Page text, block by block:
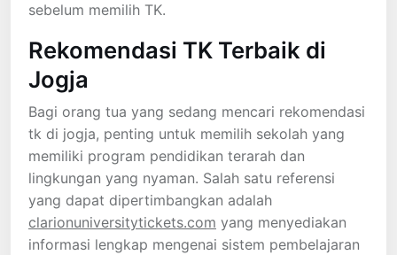
sebelum memilih TK.
Rekomendasi TK Terbaik di
Jogja
Bagi orang tua yang sedang mencari rekomendasi
tk di jogja, penting untuk memilih sekolah yang
memiliki program pendidikan terarah dan
lingkungan yang nyaman. Salah satu referensi
yang dapat dipertimbangkan adalah
clarionuniversitytickets.com yang menyediakan
informasi lengkap mengenai sistem pembelajaran